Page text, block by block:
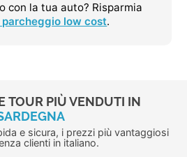
con la tua auto? Risparmia
low cost.
TOUR PIÙ VENDUTI IN
e sicura, i prezzi più vantaggiosi
clienti in italiano.